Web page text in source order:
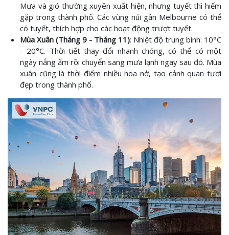
Mưa và gió thường xuyên xuất hiện, nhưng tuyết thì hiếm
gặp trong thành phố. Các vùng núi gần Melbourne có thể
có tuyết, thích hợp cho các hoạt động trượt tuyết.
Mùa Xuân (Tháng 9 - Tháng 11): Nhiệt độ trung bình: 10°C
- 20°C. Thời tiết thay đổi nhanh chóng, có thể có một
ngày nắng ấm rồi chuyển sang mưa lạnh ngay sau đó. Mùa
xuân cũng là thời điểm nhiều hoa nở, tạo cảnh quan tươi
đẹp trong thành phố.